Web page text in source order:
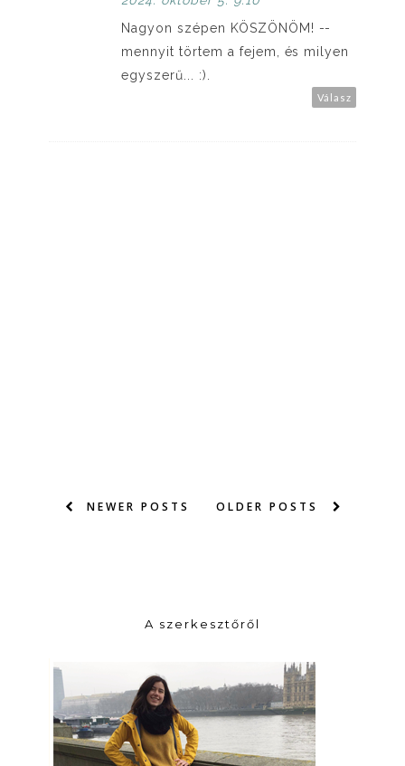
Nagyon szépen KÖSZÖNÖM! --
mennyit törtem a fejem, és milyen
egyszerű... :).
Válasz
NEWER POSTS OLDER POSTS
A szerkesztőről